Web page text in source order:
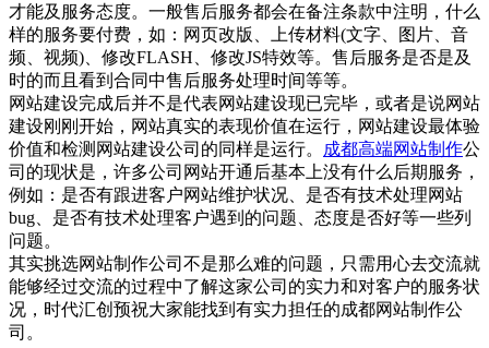
才能及服务态度。一般售后服务都会在备注条款中注明，什么
样的服务要付费，如：网页改版、上传材料(文字、图片、音
频、视频)、修改FLASH、修改JS特效等。售后服务是否是及
时的而且看到合同中售后服务处理时间等等。
网站建设完成后并不是代表网站建设现已完毕，或者是说网站
建设刚刚开始，网站真实的表现价值在运行，网站建设最体验
价值和检测网站建设公司的同样是运行。 成都高端网站制作公
司的现状是，许多公司网站开通后基本上没有什么后期服务，
例如：是否有跟进客户网站维护状况、是否有技术处理网站
bug、是否有技术处理客户遇到的问题、态度是否好等一些列
问题。
其实挑选网站制作公司不是那么难的问题，只需用心去交流就
能够经过交流的过程中了解这家公司的实力和对客户的服务状
况，时代汇创预祝大家能找到有实力担任的成都网站制作公
司。